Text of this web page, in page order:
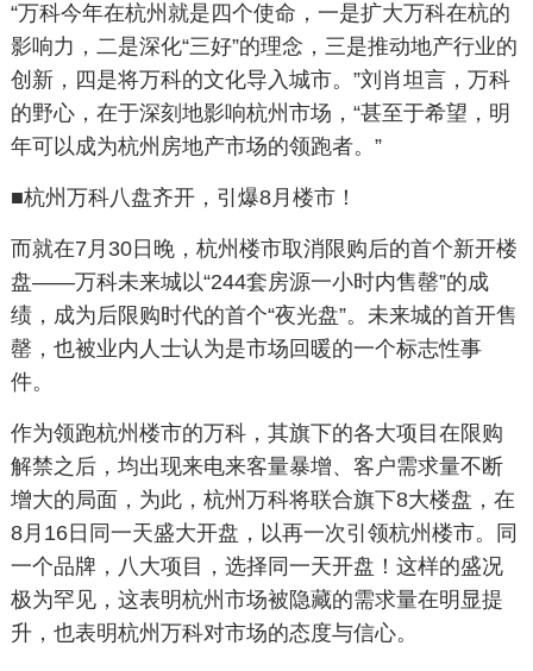
“万科今年在杭州就是四个使命，一是扩大万科在杭的
影响力，二是深化“三好”的理念，三是推动地产行业的
创新，四是将万科的文化导入城市。”刘肖坦言，万科
的野心，在于深刻地影响杭州市场，“甚至于希望，明
年可以成为杭州房地产市场的领跑者。”
■杭州万科八盘齐开，引爆8月楼市！
而就在7月30日晚，杭州楼市取消限购后的首个新开楼
盘——万科未来城以“244套房源一小时内售罄”的成
绩，成为后限购时代的首个“夜光盘”。未来城的首开售
罄，也被业内人士认为是市场回暖的一个标志性事
件。
作为领跑杭州楼市的万科，其旗下的各大项目在限购
解禁之后，均出现来电来客量暴增、客户需求量不断
增大的局面，为此，杭州万科将联合旗下8大楼盘，在
8月16日同一天盛大开盘，以再一次引领杭州楼市。同
一个品牌，八大项目，选择同一天开盘！这样的盛况
极为罕见，这表明杭州市场被隐藏的需求量在明显提
升，也表明杭州万科对市场的态度与信心。